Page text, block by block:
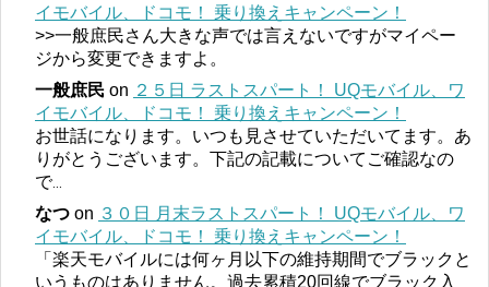
イモバイル、ドコモ！ 乗り換えキャンペーン！
>>一般庶民さん大きな声では言えないですがマイペー
ジから変更できますよ。
一般庶民 on ２５日 ラストスパート！ UQモバイル、ワ
イモバイル、ドコモ！ 乗り換えキャンペーン！
お世話になります。いつも見させていただいてます。あ
りがとうございます。下記の記載についてご確認なの
で...
なつ on ３０日 月末ラストスパート！ UQモバイル、ワ
イモバイル、ドコモ！ 乗り換えキャンペーン！
「楽天モバイルには何ヶ月以下の維持期間でブラックと
いうものはありません。過去累積20回線でブラック入